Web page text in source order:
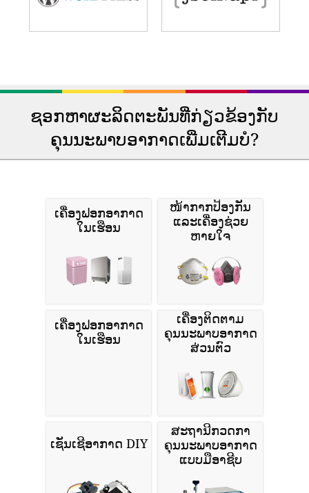
ຊອກຫາຜະລິດຕະພັນທີ່ກ່ຽວຂ້ອງກັບ
ຄຸນນະພາບອາກາດເພີ່ມເຕີມບໍ?
ເຄື່ອງຟອກອາກາດ
ໃນເຮືອນ
ໜ້າກາກປ້ອງກັນ
ແລະເຄື່ອງຊ່ວຍ
ຫາຍໃຈ
ເຄື່ອງຟອກອາກາດ
ໃນເຮືອນ
ເຄື່ອງຕິດຕາມ
ຄຸນນະພາບອາກາດ
ສ່ວນຕົວ
ເຊັນເຊີອາກາດ DIY
ສະຖານີກວດກາ
ຄຸນນະພາບອາກາດ
ແບບມືອາຊີບ